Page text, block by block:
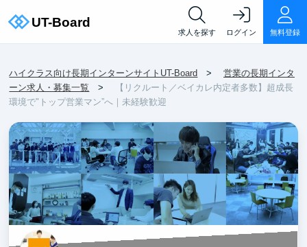
求人を探す ログイン 無料登録
ハイクラス向け長期インターンサイトUT-Board
営業の長期インタ
ーン求人・募集一覧
【リクルート／ベイカレ内定者多数】超成長
環境で"トップ営業マン”へ｜未経験歓迎